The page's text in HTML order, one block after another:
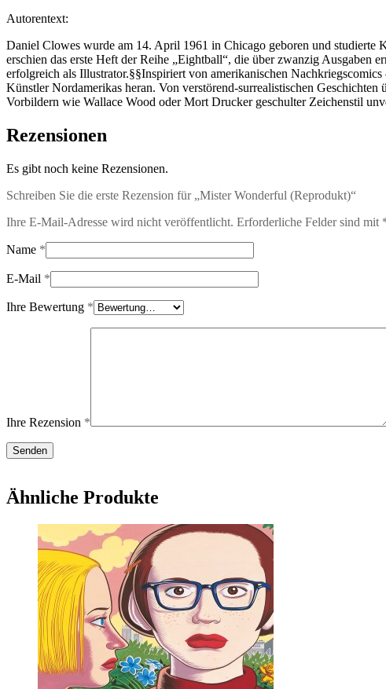
Autorentext:
Daniel Clowes wurde am 14. April 1961 in Chicago geboren und
erschien das erste Heft der Reihe „Eightball“, die über zwanzig Ausgaben
erfolgreich als Illustrator.§§Inspiriert von amerikanischen
Künstler Nordamerikas heran. Von verstörend-surrealistischen
Vorbildern wie Wallace Wood oder Mort Drucker geschulter Zeichenstil
Rezensionen
Es gibt noch keine Rezensionen.
Schreiben Sie die erste Rezension für „Mister Wonderful (Reprodukt)“
Ihre E-Mail-Adresse wird nicht veröffentlicht. Erforderliche Felder sind mit
Name *
E-Mail *
Ihre Bewertung *
Ihre Rezension *
Ähnliche Produkte